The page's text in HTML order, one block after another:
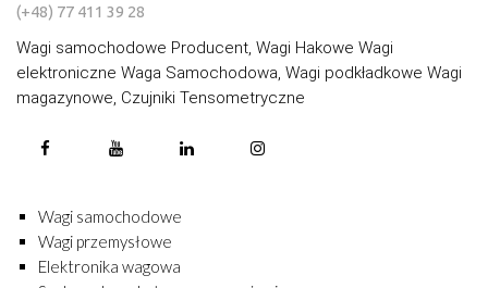
(+48) 77 411 39 28
Wagi samochodowe Producent, Wagi Hakowe Wagi
elektroniczne Waga Samochodowa, Wagi podkładkowe Wagi
magazynowe, Czujniki Tensometryczne
Wagi samochodowe
Wagi przemysłowe
Elektronika wagowa